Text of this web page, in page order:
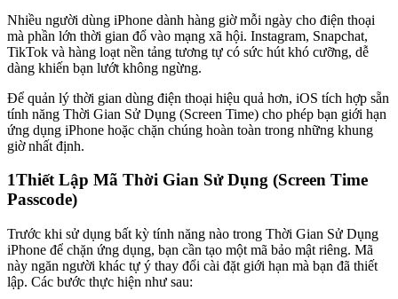
Nhiều người dùng iPhone dành hàng giờ mỗi ngày cho điện thoại
mà phần lớn thời gian đổ vào mạng xã hội. Instagram, Snapchat,
TikTok và hàng loạt nền tảng tương tự có sức hút khó cưỡng, dễ
dàng khiến bạn lướt không ngừng.
Để quản lý thời gian dùng điện thoại hiệu quả hơn, iOS tích hợp sẵn
tính năng Thời Gian Sử Dụng (Screen Time) cho phép bạn giới hạn
ứng dụng iPhone hoặc chặn chúng hoàn toàn trong những khung
giờ nhất định.
1Thiết Lập Mã Thời Gian Sử Dụng (Screen Time
Passcode)
Trước khi sử dụng bất kỳ tính năng nào trong Thời Gian Sử Dụng
iPhone để chặn ứng dụng, bạn cần tạo một mã bảo mật riêng. Mã
này ngăn người khác tự ý thay đổi cài đặt giới hạn mà bạn đã thiết
lập. Các bước thực hiện như sau: